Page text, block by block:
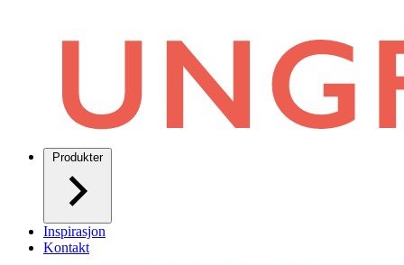
Produkter
Inspirasjon
Kontakt